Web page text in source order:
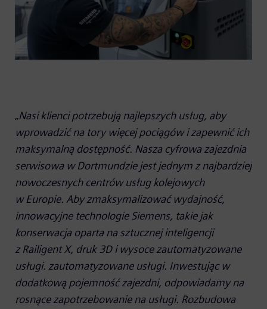
„Nasi klienci potrzebują najlepszych usług, aby
wprowadzić na tory więcej pociągów i zapewnić ich
maksymalną dostępność. Nasza cyfrowa zajezdnia
serwisowa w Dortmundzie jest jednym z najbardziej
nowoczesnych centrów usług kolejowych
w Europie. Aby zmaksymalizować wydajność,
innowacyjne technologie Siemens, takie jak
konserwacja oparta na sztucznej inteligencji
z Railigent X, druk 3D i wysoce zautomatyzowane
usługi. zautomatyzowane usługi. Inwestując w
dodatkową pojemność zajezdni, odpowiadamy na
rosnące zapotrzebowanie na usługi. Rozbudowa